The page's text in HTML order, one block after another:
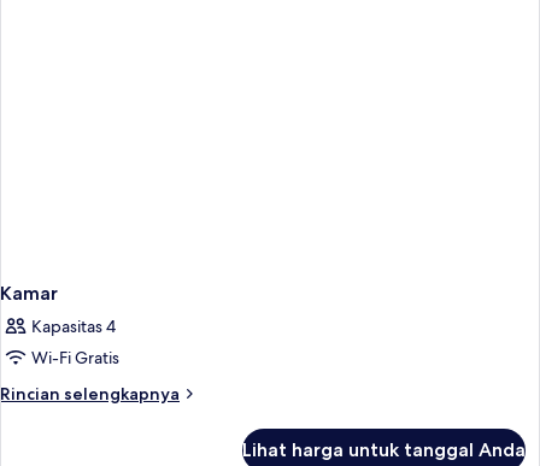
Kamar
Kapasitas 4
Wi-Fi Gratis
Rincian selengkapnya
Rincian
Lihat harga untuk tanggal Anda